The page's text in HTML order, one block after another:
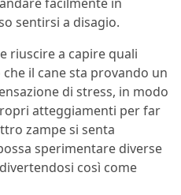
sentirsi a disagio.
riuscire a capire quali
il cane sta provando un
di stress, in modo
atteggiamenti per far
zampe si senta
sperimentare diverse
così come